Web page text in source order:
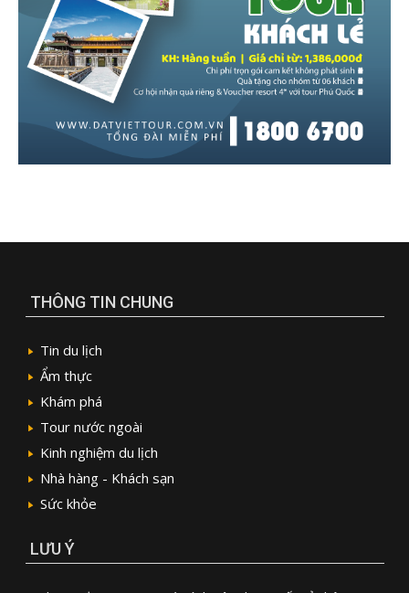
THÔNG TIN CHUNG
Tin du lịch
Ẩm thực
Khám phá
Tour nước ngoài
Kinh nghiệm du lịch
Nhà hàng - Khách sạn
Sức khỏe
LƯU Ý